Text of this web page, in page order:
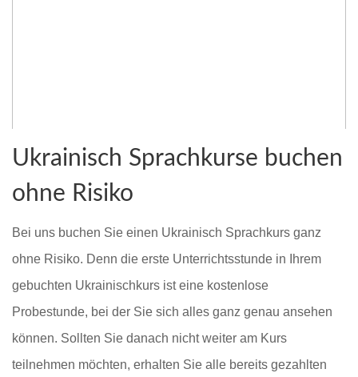
Ukrainisch Sprachkurse buchen
ohne Risiko
Bei uns buchen Sie einen Ukrainisch Sprachkurs ganz
ohne Risiko. Denn die erste Unterrichtsstunde in Ihrem
gebuchten Ukrainischkurs ist eine kostenlose
Probestunde, bei der Sie sich alles ganz genau ansehen
können. Sollten Sie danach nicht weiter am Kurs
teilnehmen möchten, erhalten Sie alle bereits gezahlten